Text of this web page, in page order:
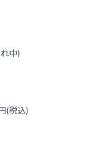
中)
(税込)